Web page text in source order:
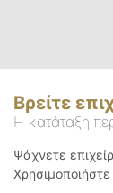
Βρείτε
Η κατάταξη
Ψάχνετε